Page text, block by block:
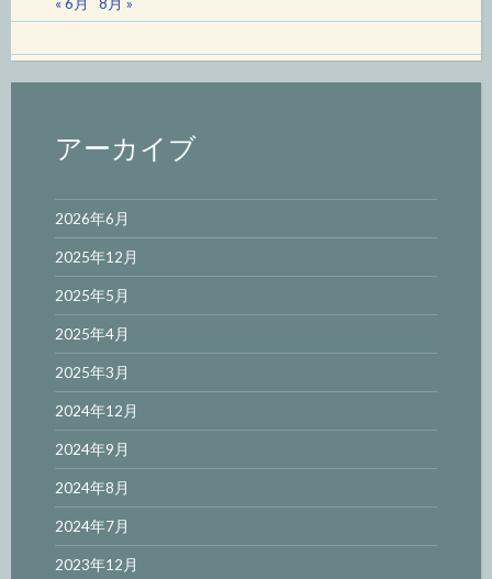
アーカイブ
2026年6月
2025年12月
2025年5月
2025年4月
2025年3月
2024年12月
2024年9月
2024年8月
2024年7月
2023年12月